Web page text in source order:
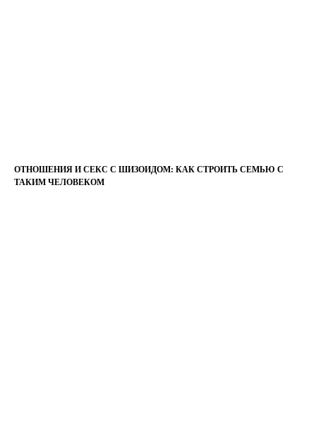
ОТНОШЕНИЯ И СЕКС С ШИЗОИДОМ: КАК СТРОИТЬ СЕМЬЮ С
ТАКИМ ЧЕЛОВЕКОМ